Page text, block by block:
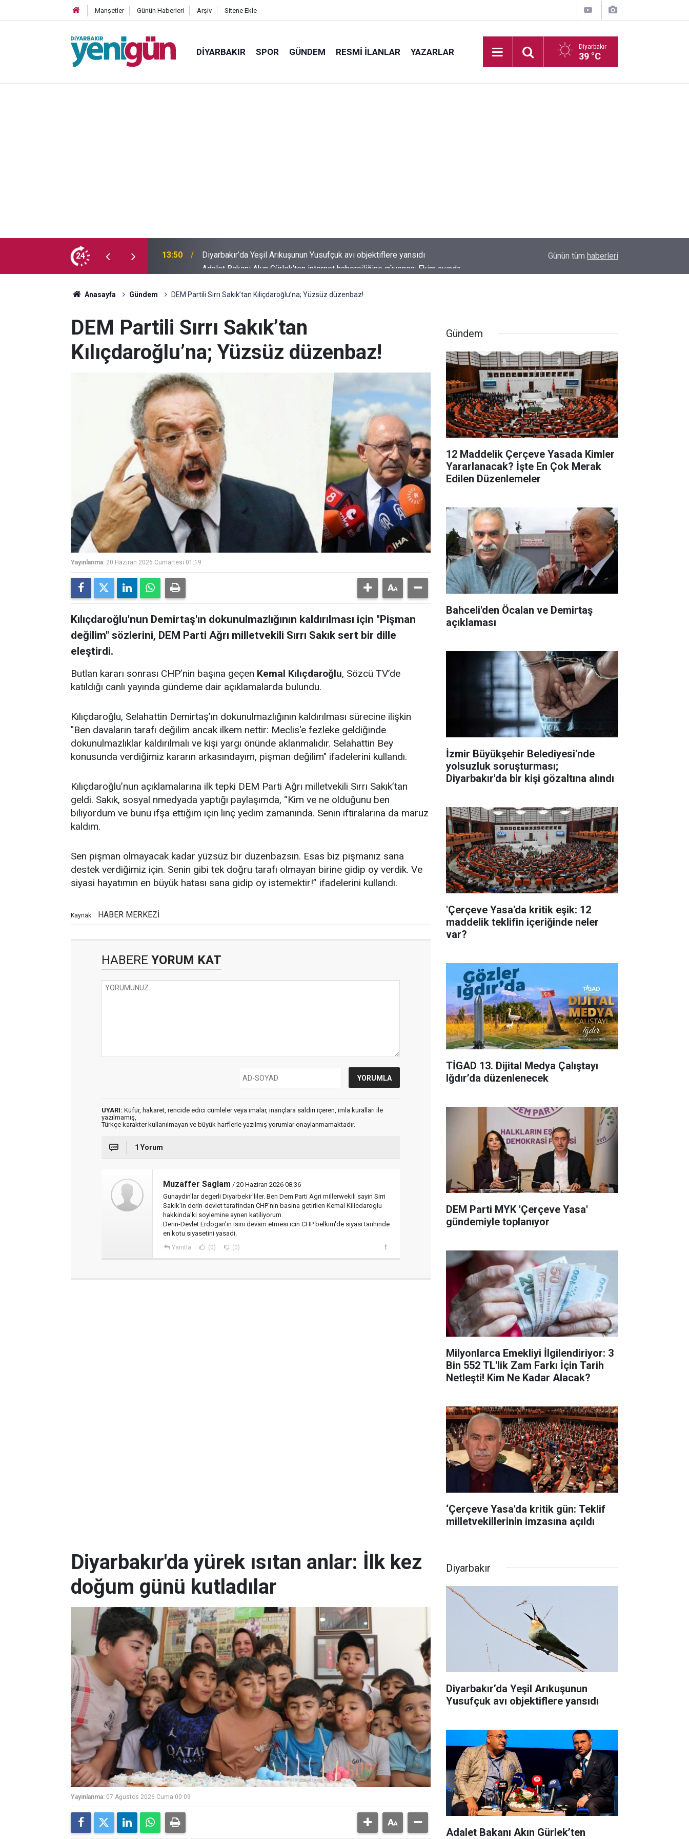
Manşetler Günün Haberleri Arşiv Sitene Ekle
DIYARBAKIR SPOR GÜNDEM RESMI İLANLAR YAZARLAR Diyarbakır
39 °C
24
avı objektiflere yansıdı 13:35
Adalet Bakanı Akın Gürlek’ten internet haberciliğine güvence: Ekim ayında
Meclis'e geliyor
Diyarbakır'da yürek ısıtan anlar: İlk kez doğum
Günün tüm haberleri
Anasayfa Gündem DEM Partili Sırrı Sakık’tan Kılıçdaroğlu’na; Yüzsüz düzenbaz!
DEM Partili Sırrı Sakık’tan
Kılıçdaroğlu’na; Yüzsüz düzenbaz!
Yayınlanma: 20 Haziran 2026 Cumartesi 01:19
Kılıçdaroğlu'nun Demirtaş'ın dokunulmazlığının kaldırılması için "Pişman
değilim" sözlerini, DEM Parti Ağrı milletvekili Sırrı Sakık sert bir dille
eleştirdi.
Butlan kararı sonrası CHP’nin başına geçen Kemal Kılıçdaroğlu, Sözcü TV’de
katıldığı canlı yayında gündeme dair açıklamalarda bulundu.
Kılıçdaroğlu, Selahattin Demirtaş’ın dokunulmazlığının kaldırılması sürecine ilişkin
"Ben davaların tarafı değilim ancak ilkem nettir: Meclis'e fezleke geldiğinde
dokunulmazlıklar kaldırılmalı ve kişi yargı önünde aklanmalıdır. Selahattin Bey
konusunda verdiğimiz kararın arkasındayım, pişman değilim" ifadelerini kullandı.
Kılıçdaroğlu’nun açıklamalarına ilk tepki DEM Parti Ağrı milletvekili Sırrı Sakık’tan
geldi. Sakık, sosyal nmedyada yaptığı paylaşımda, “Kim ve ne olduğunu ben
biliyordum ve bunu ifşa ettiğim için linç yedim zamanında. Senin iftiralarına da maruz
kaldım.
Sen pişman olmayacak kadar yüzsüz bir düzenbazsın. Esas biz pişmanız sana
destek verdiğimiz için. Senin gibi tek doğru tarafı olmayan birine gidip oy verdik. Ve
siyasi hayatımın en büyük hatası sana gidip oy istemektir!” ifadelerini kullandı.
Kaynak: HABER MERKEZİ
HABERE YORUM KAT
UYARI: Küfür, hakaret, rencide edici cümleler veya imalar, inançlara saldırı içeren, imla kuralları ile
yazılmamış,
Türkçe karakter kullanılmayan ve büyük harflerle yazılmış yorumlar onaylanmamaktadır.
1 Yorum
Muzaffer Saglam / 20 Haziran 2026 08:36
Gunaydin'lar degerli Diyarbekir'liler. Ben Dem Parti Agri millerwekili sayin Sirri
Sakik'in derin-devlet tarafindan CHP'nin basina getirilen Kemal Kilicdaroglu
hakkinda'ki soylemine aynen katiliyorum.
Derin-Devlet Erdogan'in isini devam etmesi icin CHP belkim'de siyasi tarihinde
en kotu siyasetini yasadi.
Yanıtla (0) (0)
Gündem
12 Maddelik Çerçeve Yasada Kimler
Yararlanacak? İşte En Çok Merak
Edilen Düzenlemeler
Bahceli'den Öcalan ve Demirtaş
açıklaması
İzmir Büyükşehir Belediyesi'nde
yolsuzluk soruşturması;
Diyarbakır'da bir kişi gözaltına alındı
'Çerçeve Yasa'da kritik eşik: 12
maddelik teklifin içeriğinde neler
var?
TİGAD 13. Dijital Medya Çalıştayı
Iğdır’da düzenlenecek
DEM Parti MYK 'Çerçeve Yasa'
gündemiyle toplanıyor
Milyonlarca Emekliyi İlgilendiriyor: 3
Bin 552 TL'lik Zam Farkı İçin Tarih
Netleşti! Kim Ne Kadar Alacak?
‘Çerçeve Yasa'da kritik gün: Teklif
milletvekillerinin imzasına açıldı
Diyarbakır'da yürek ısıtan anlar: İlk kez
doğum günü kutladılar
Yayınlanma: 07 Ağustos 2026 Cuma 00:09
Diyarbakır
Diyarbakır’da Yeşil Arıkuşunun
Yusufçuk avı objektiflere yansıdı
Adalet Bakanı Akın Gürlek’ten